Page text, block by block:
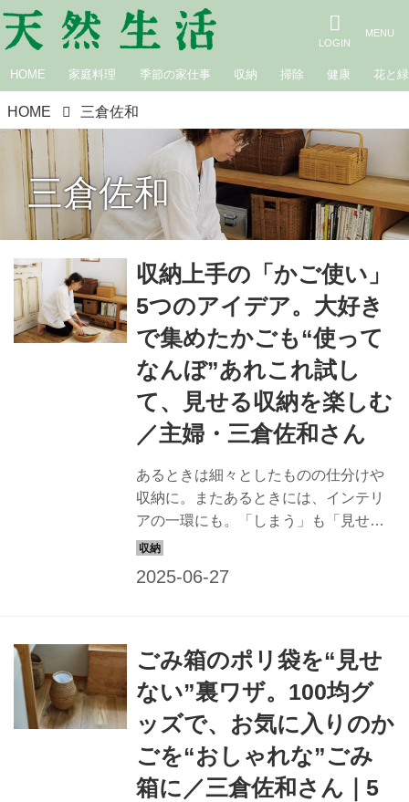
HOME 家庭料理 季節の家仕事 収納 掃除 健康 花と緑
HOME 三倉佐和
三倉佐和
収納上手の「かご使い」
5つのアイデア。大好き
で集めたかごも“使って
なんぼ”あれこれ試し
て、見せる収納を楽しむ
／主婦・三倉佐和さん
あるときは細々としたものの仕分けや
収納に。またあるときには、インテリ
アの一環にも。「しまう」も「見せ
る」もかなえる、かごの魅力を存分
ごみ箱のポリ袋を“見せ
ない”裏ワザ。100均グ
ッズで、お気に入りのか
ごを“おしゃれな”ごみ
箱に／三倉佐和さん｜5